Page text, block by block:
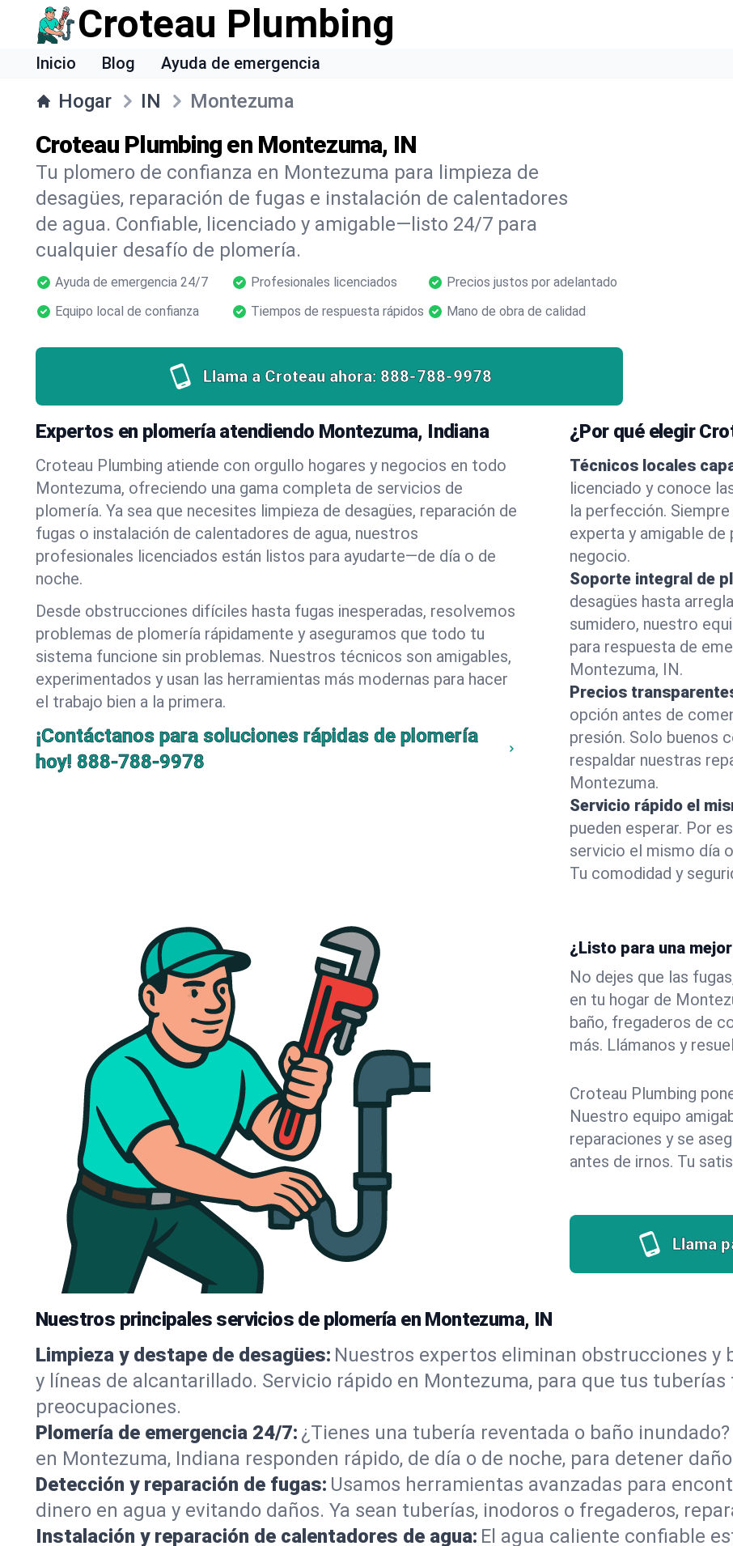
Croteau Plumbing
Inicio Blog Ayuda de emergencia
Hogar IN Montezuma
Croteau Plumbing en Montezuma, IN
Tu plomero de confianza en Montezuma para limpieza de
desagües, reparación de fugas e instalación de calentadores
de agua. Confiable, licenciado y amigable—listo 24/7 para
cualquier desafío de plomería.
Ayuda de emergencia 24/7 Profesionales licenciados
Precios justos por adelantado
Equipo local de confianza
Tiempos de respuesta rápidos Mano de obra de calidad
Llama a Croteau ahora: 888-788-9978
Expertos en plomería atendiendo Montezuma, Indiana
Croteau Plumbing atiende con orgullo hogares y negocios en todo
Montezuma, ofreciendo una gama completa de servicios de
plomería. Ya sea que necesites limpieza de desagües, reparación de
fugas o instalación de calentadores de agua, nuestros
profesionales licenciados están listos para ayudarte—de día o de
noche.
Desde obstrucciones difíciles hasta fugas inesperadas, resolvemos
problemas de plomería rápidamente y aseguramos que todo tu
sistema funcione sin problemas. Nuestros técnicos son amigables,
experimentados y usan las herramientas más modernas para hacer
el trabajo bien a la primera.
¡Contáctanos para soluciones rápidas de plomería
hoy! 888-788-9978
¿Por qué elegir
Técnicos locales
licenciado y conoce
la perfección.
experta y amigable
negocio.
Soporte integral de
desagües hasta
sumidero, nuestro
para respuesta de
Montezuma, IN.
Precios
opción antes de
presión. Solo buenos
respaldar nuestras
Montezuma.
Servicio rápido el
pueden esperar. Por
servicio el mismo día
Tu comodidad y
¿Listo para una
No dejes que las
en tu hogar de
baño, fregaderos de
más. Llámanos y
Croteau Plumbing
Nuestro equipo
reparaciones y se
antes de irnos. Tu
Llama
Nuestros principales servicios de plomería en Montezuma, IN
Limpieza y destape de desagües: Nuestros expertos eliminan obstrucciones y
y líneas de alcantarillado. Servicio rápido en Montezuma, para que tus
preocupaciones.
Plomería de emergencia 24/7: ¿Tienes una tubería reventada o baño
en Montezuma, Indiana responden rápido, de día o de noche, para detener
Detección y reparación de fugas: Usamos herramientas avanzadas para
dinero en agua y evitando daños. Ya sean tuberías, inodoros o fregaderos,
Instalación y reparación de calentadores de agua: El agua caliente confiable